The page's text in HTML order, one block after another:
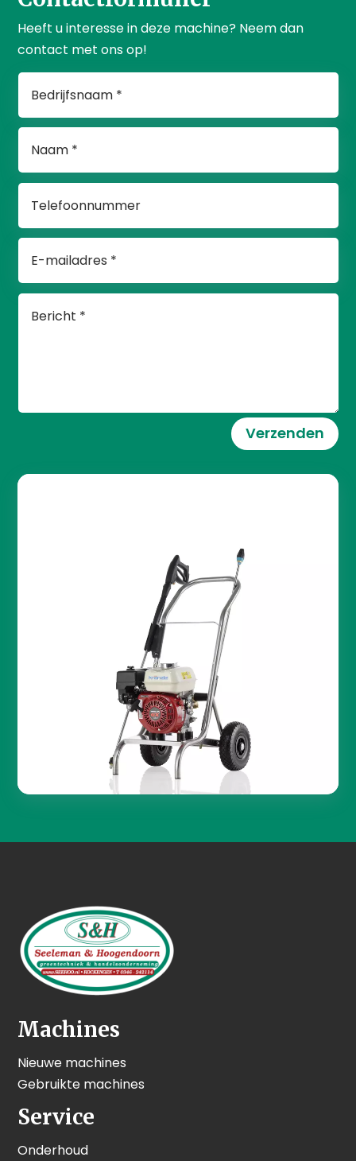
Heeft u interesse in deze machine? Neem dan
contact met ons op!
Verzenden
Machines
Nieuwe machines
Gebruikte machines
Service
Onderhoud